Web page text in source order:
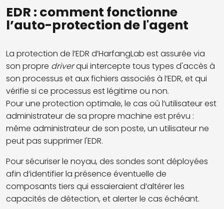
EDR : comment fonctionne
l’auto-protection de l'agent
La protection de l’EDR d’HarfangLab est assurée via
son propre driverqui intercepte tous types d'accès à
son processus et aux fichiers associés à l’EDR, et qui
vérifie si ce processus est légitime ou non.
Pour une protection optimale, le cas où l’utilisateur est
administrateur de sa propre machine est prévu :
même administrateur de son poste, un utilisateur ne
peut pas supprimer l'EDR.
Pour sécuriser le noyau, des sondes sont déployées
afin d’identifier la présence éventuelle de
composants tiers qui essaieraient d’altérer les
capacités de détection, et alerter le cas échéant.